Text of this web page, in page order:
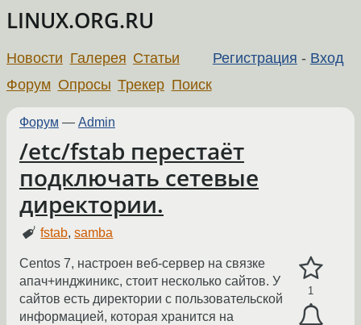
LINUX.ORG.RU
Регистрация - Вход
Новости Галерея Статьи
Форум Опросы Трекер Поиск
Форум — Admin
/etc/fstab перестаёт
подключать сетевые
директории.
fstab,samba
1
Centos 7, настроен веб-сервер на связке
апач+инджиникс, стоит несколько сайтов. У
сайтов есть директории с пользовательской
информацией, которая хранится на